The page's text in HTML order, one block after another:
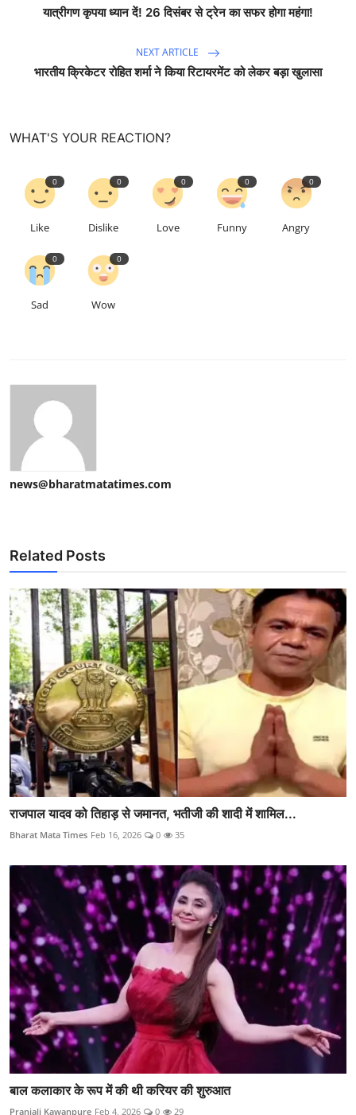
यात्रीगण कृपया ध्यान दें! 26 दिसंबर से ट्रेन का सफर होगा महंगा!
NEXT ARTICLE
भारतीय क्रिकेटर रोहित शर्मा ने किया रिटायरमेंट को लेकर बड़ा खुलासा
WHAT'S YOUR REACTION?
0
Like
0
Dislike
0
Love
0
Funny
0
Angry
0
Sad
0
Wow
news@bharatmatatimes.com
Related Posts
राजपाल यादव को तिहाड़ से जमानत, भतीजी की शादी में शामिल...
Bharat Mata Times Feb 16, 2026 0 35
बाल कलाकार के रूप में की थी करियर की शुरुआत
Pranjali Kawanpure Feb 4, 2026 0 29